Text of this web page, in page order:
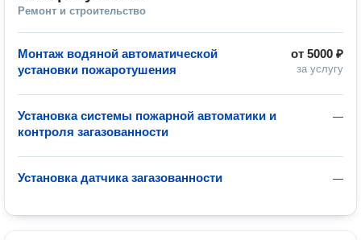
Ремонт и строительство
от 5000 ₽
за услугу
Монтаж водяной автоматической
установки пожаротушения
—
Установка системы пожарной автоматики и
контроля загазованности
—
Установка датчика загазованности